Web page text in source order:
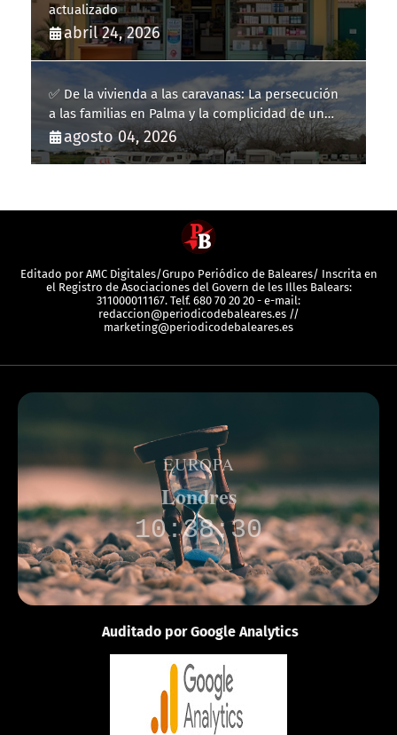
actualizado
abril 24, 2026
✅ De la vivienda a las caravanas: La persecución
a las familias en Palma y la complicidad de un
fracaso heredado
agosto 04, 2026
Editado por AMC Digitales/Grupo Periódico de Baleares/ Inscrita en
el Registro de Asociaciones del Govern de les Illes Balears:
311000011167. Telf. 680 70 20 20 - e-mail:
redaccion@periodicodebaleares.es //
marketing@periodicodebaleares.es
EUROPA
Londres
10:38:30
Auditado por Google Analytics